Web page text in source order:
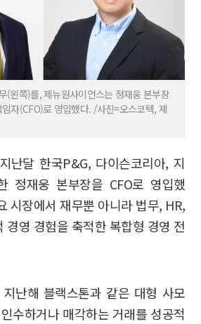
(왼쪽)를, 제뉴원사이언스는 정재웅 본부장
자(CFO)로 영입했다. /사진=오스코텍, 제
난달 한국P&G, 다이슨코리아, 지
정재웅 본부장을 CFO로 영입했
시장에서 재무뿐 아니라 법무, HR,
경영 경험을 축적한 복합형 경영 전
난해 블랙스톤과 같은 대형 사모
수하거나 매각하는 거래를 성공적